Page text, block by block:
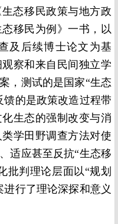
态移民政策与地方政
移民为例》一书，以
及后续博士论文为基
察和来自民间独立学
，测试的是国家“生态
馈的是政策改造过程带
生态的强制改变与消
学田野调查方法对使
适应甚至反抗“生态移
批判理论层面以“规划
行了理论深探和意义